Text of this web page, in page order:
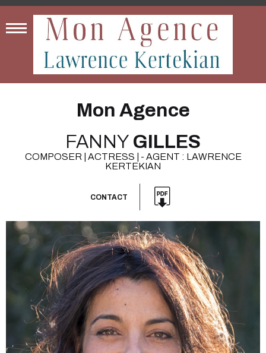
Mon Agence
FANNY GILLES
COMPOSER | ACTRESS | - AGENT : LAWRENCE
KERTEKIAN
CONTACT